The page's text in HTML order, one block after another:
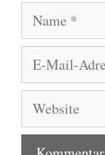
Name
E-
Mail-
Adresse
Website